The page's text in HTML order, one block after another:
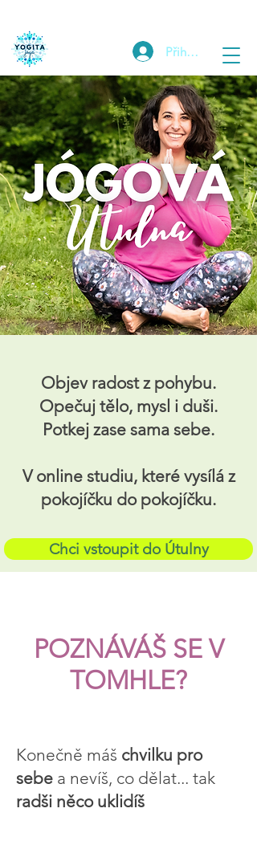
Přihlásit
Objev radost z pohybu.
Opečuj tělo, mysl i duši.
Potkej zase sama sebe.
V online studiu, které vysílá z
pokojíčku do pokojíčku.
Chci vstoupit do Útulny
POZNÁVÁŠ SE V
TOMHLE?
Konečně máš chvilku pro
sebe a nevíš, co dělat... tak
radši něco uklidíš